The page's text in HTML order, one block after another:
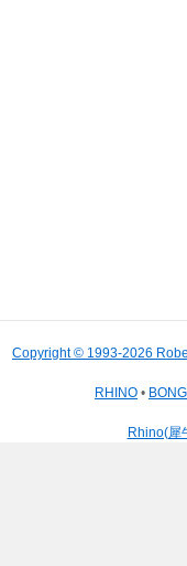
Copyright © 1993-2026
RHINO •
Rhino(犀